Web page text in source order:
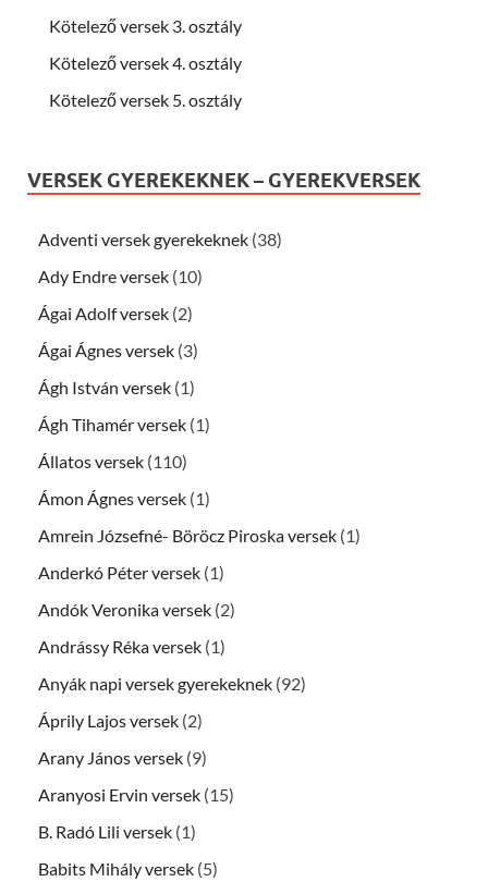
Kötelező versek 3. osztály
Kötelező versek 4. osztály
Kötelező versek 5. osztály
VERSEK GYEREKEKNEK – GYEREKVERSEK
Adventi versek gyerekeknek (38)
Ady Endre versek (10)
Ágai Adolf versek (2)
Ágai Ágnes versek (3)
Ágh István versek (1)
Ágh Tihamér versek (1)
Állatos versek (110)
Ámon Ágnes versek (1)
Amrein Józsefné- Böröcz Piroska versek (1)
Anderkó Péter versek (1)
Andók Veronika versek (2)
Andrássy Réka versek (1)
Anyák napi versek gyerekeknek (92)
Áprily Lajos versek (2)
Arany János versek (9)
Aranyosi Ervin versek (15)
B. Radó Lili versek (1)
Babits Mihály versek (5)